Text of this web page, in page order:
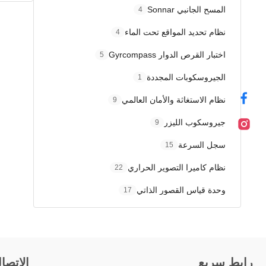
المسح الجانبي Sonnar 4
نظام تحديد المواقع تحت الماء 4
اختبار القرص الدوار Gyrcompass 5
الجيروسكوبات المجددة 1
نظام الاستغاثة والأمان العالمي 9
جيروسكوب الليزر 9
سجل السرعة 15
نظام كاميرا التصوير الحراري 22
وحدة قياس القصور الذاتي 17
رابط سريع